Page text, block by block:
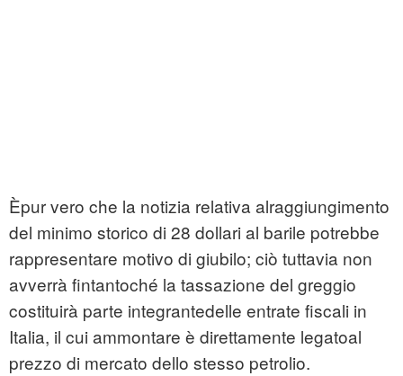
Èpur vero che la notizia relativa alraggiungimento
del minimo storico di 28 dollari al barile potrebbe
rappresentare motivo di giubilo; ciò tuttavia non
avverrà fintantoché la tassazione del greggio
costituirà parte integrantedelle entrate fiscali in
Italia, il cui ammontare è direttamente legatoal
prezzo di mercato dello stesso petrolio.